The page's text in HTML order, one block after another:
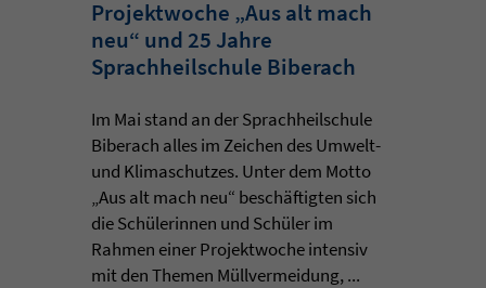
Projektwoche „Aus alt mach
neu“ und 25 Jahre
Sprachheilschule Biberach
Im Mai stand an der Sprachheilschule
Biberach alles im Zeichen des Umwelt-
und Klimaschutzes. Unter dem Motto
„Aus alt mach neu“ beschäftigten sich
die Schülerinnen und Schüler im
Rahmen einer Projektwoche intensiv
mit den Themen Müllvermeidung, ...